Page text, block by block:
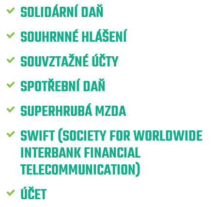
SOLIDÁRNÍ DAŇ
SOUHRNNÉ HLÁŠENÍ
SOUVZTAŽNÉ ÚČTY
SPOTŘEBNÍ DAŇ
SUPERHRUBÁ MZDA
SWIFT (SOCIETY FOR WORLDWIDE
INTERBANK FINANCIAL
TELECOMMUNICATION)
ÚČET